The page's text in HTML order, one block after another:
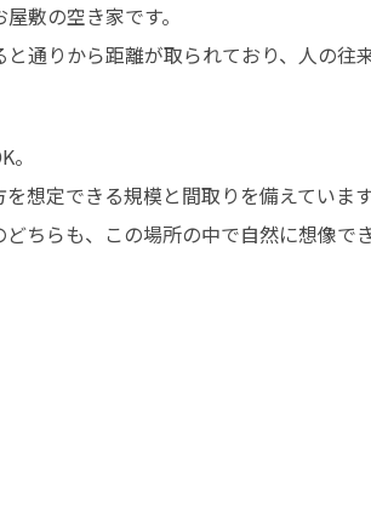
敷の空き家です。
通りから距離が取られており、人の
想定できる規模と間取りを備えています
ちらも、この場所の中で自然に想像で